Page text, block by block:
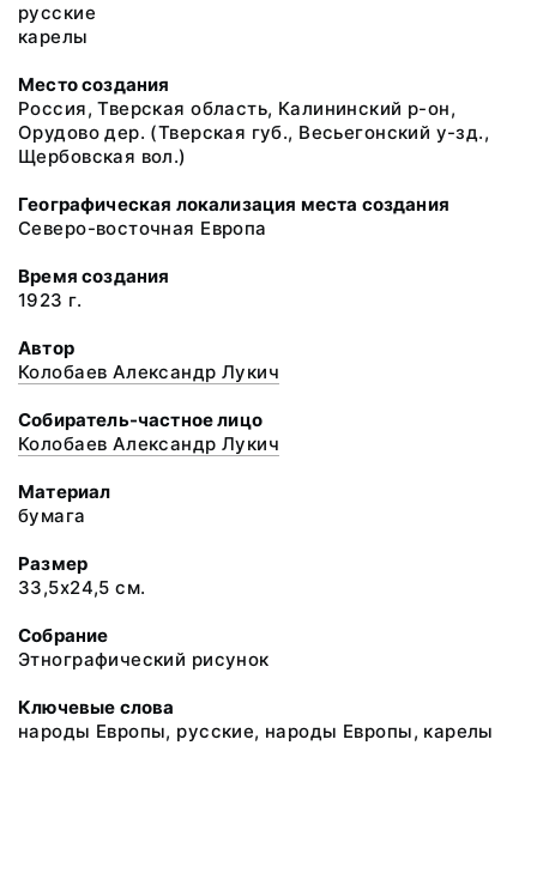
русские
карелы
Место создания
Россия, Тверская область, Калининский р-он,
Орудово дер. (Тверская губ., Весьегонский у-зд.,
Щербовская вол.)
Географическая локализация места создания
Северо-восточная Европа
Время создания
1923 г.
Автор
Колобаев Александр Лукич
Собиратель-частное лицо
Колобаев Александр Лукич
Материал
бумага
Размер
33,5х24,5 см.
Собрание
Этнографический рисунок
Ключевые слова
народы Европы, русские, народы Европы, карелы